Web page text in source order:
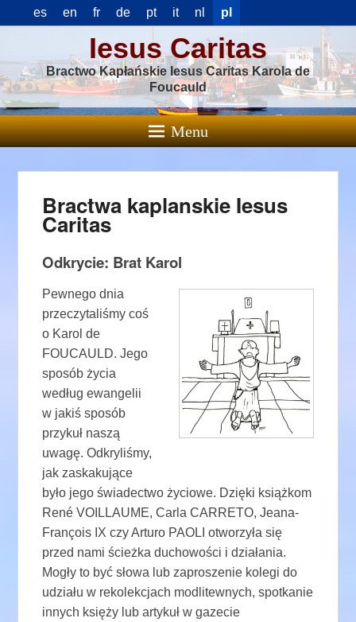
es en fr de pt it nl pl
Iesus Caritas
Bractwo Kapłańskie Iesus Caritas Karola de
Foucauld
Menu
Bractwa kaplanskie Iesus
Caritas
Odkrycie: Brat Karol
Pewnego dnia
przeczytaliśmy coś
o Karol de
FOUCAULD. Jego
sposób życia
według ewangelii
w jakiś sposób
przykuł naszą
uwagę. Odkryliśmy,
jak zaskakujące
było jego świadectwo życiowe. Dzięki książkom
René VOILLAUME, Carla CARRETO, Jeana-
François IX czy Arturo PAOLI otworzyła się
przed nami ścieżka duchowości i działania.
Mogły to być słowa lub zaproszenie kolegi do
udziału w rekolekcjach modlitewnych, spotkanie
innych księży lub artykuł w gazecie